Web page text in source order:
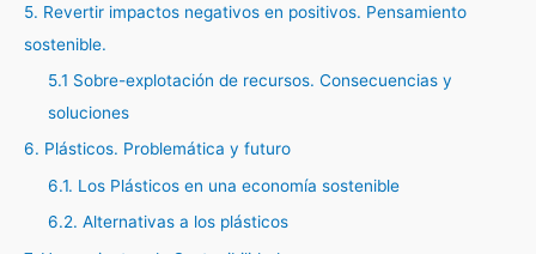
5. Revertir impactos negativos en positivos. Pensamiento
sostenible.
5.1 Sobre-explotación de recursos. Consecuencias y
soluciones
6. Plásticos. Problemática y futuro
6.1. Los Plásticos en una economía sostenible
6.2. Alternativas a los plásticos